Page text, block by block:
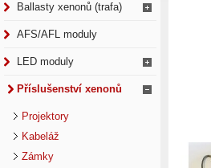
Ballasty xenonů (trafa)
AFS/AFL moduly
LED moduly
Příslušenství xenonů
Projektory
Kabeláž
Zámky